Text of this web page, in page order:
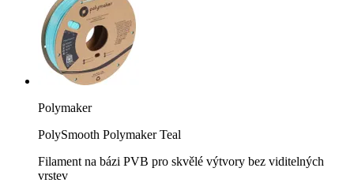
Polymaker
PolySmooth Polymaker Teal
Filament na bázi PVB pro skvělé výtvory bez viditelných
vrstev